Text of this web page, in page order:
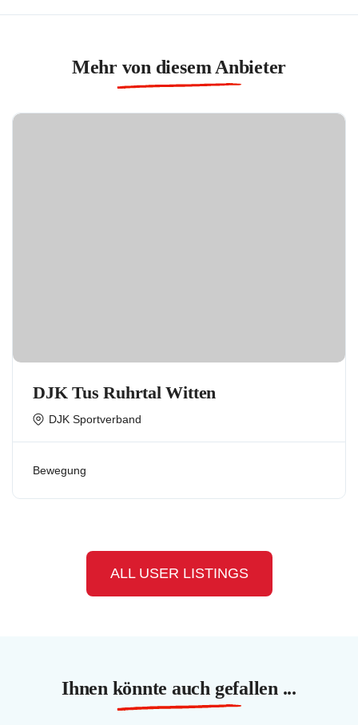
Mehr von diesem Anbieter
DJK Tus Ruhrtal Witten
DJK Sportverband
Bewegung
ALL USER LISTINGS
Ihnen könnte auch gefallen ...